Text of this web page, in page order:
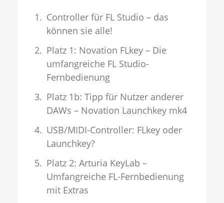
Controller für FL Studio – das
können sie alle!
Platz 1: Novation FLkey – Die
umfangreiche FL Studio-
Fernbedienung
Platz 1b: Tipp für Nutzer anderer
DAWs – Novation Launchkey mk4
USB/MIDI-Controller: FLkey oder
Launchkey?
Platz 2: Arturia KeyLab –
Umfangreiche FL-Fernbedienung
mit Extras